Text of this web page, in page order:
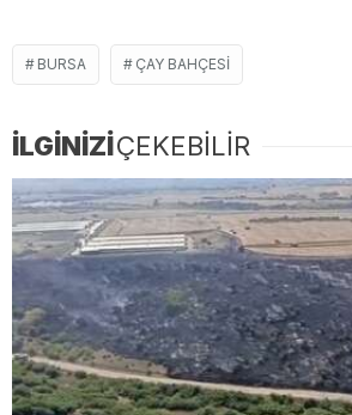
BURSA ÇAY BAHÇESI
İLGİNİZİÇEKEBİLİR